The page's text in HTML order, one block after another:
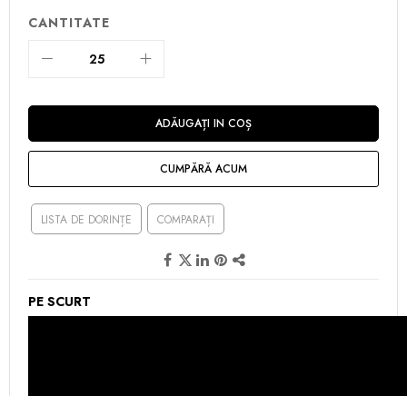
CANTITATE
ADĂUGAȚI IN COȘ
CUMPĂRĂ ACUM
LISTA DE DORINȚE COMPARAȚI
PE SCURT